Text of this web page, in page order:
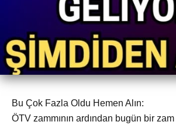
Bu Çok Fazla Oldu Hemen Alın:
ÖTV zammının ardından bugün bir